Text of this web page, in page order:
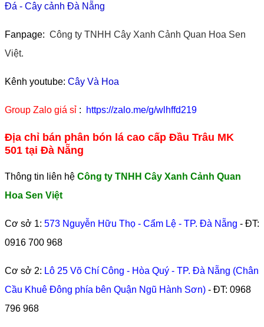
Đá - Cây cảnh Đà Nẵng
Fanpage: Công ty TNHH Cây Xanh Cảnh Quan Hoa Sen
Việt.
Kênh youtube: Cây Và Hoa
Group Zalo giá sỉ : https://zalo.me/g/wlhffd219
Địa chỉ bán phân bón lá cao cấp Đầu Trâu MK
501 tại Đà Nẵng
Thông tin liên hệ Công ty TNHH Cây Xanh Cảnh Quan
Hoa Sen Việt
Cơ sở 1: 573 Nguyễn Hữu Thọ - Cẩm Lệ - TP. Đà Nẵng - ĐT:
0916 700 968
Cơ sở 2: Lô 25 Võ Chí Công - Hòa Quý - TP. Đà Nẵng (Chân
Cầu Khuê Đông phía bên Quận Ngũ Hành Sơn) - ĐT: 0968
796 968